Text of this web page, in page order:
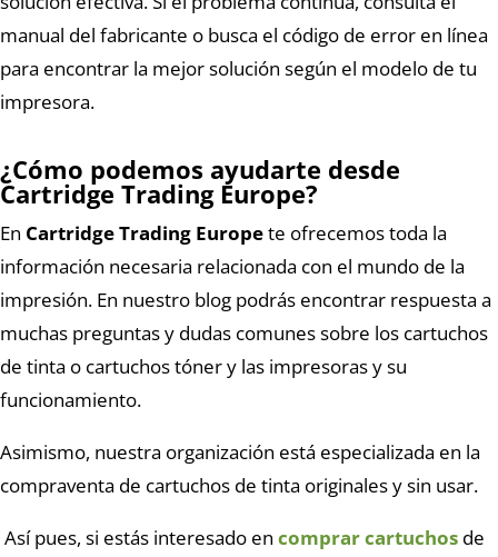
manual del fabricante o busca el código de error en línea
para encontrar la mejor solución según el modelo de tu
impresora.
¿Cómo podemos ayudarte desde
Cartridge Trading Europe?
En Cartridge Trading Europete ofrecemos toda la
información necesaria relacionada con el mundo de la
impresión. En nuestro blog podrás encontrar respuesta a
muchas preguntas y dudas comunes sobre los cartuchos
de tinta o cartuchos tóner y las impresoras y su
funcionamiento.
Asimismo, nuestra organización está especializada en la
compraventa de cartuchos de tinta originales y sin usar.
Así pues, si estás interesado en comprar cartuchos de